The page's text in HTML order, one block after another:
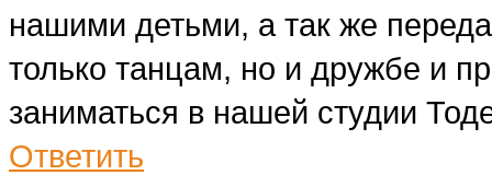
нашими детьми, а так же
только танцам, но и дружбе и
заниматься в нашей студии
Ответить